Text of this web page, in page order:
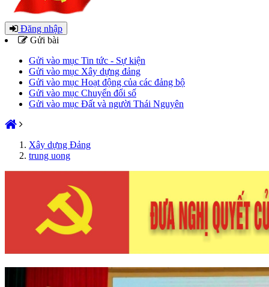
Đăng nhập
Gửi bài
Gửi vào mục Tin tức - Sự kiện
Gửi vào mục Xây dựng đảng
Gửi vào mục Hoạt động của các đảng bộ
Gửi vào mục Chuyển đổi số
Gửi vào mục Đất và người Thái Nguyên
Xây dựng Đảng
trung uong